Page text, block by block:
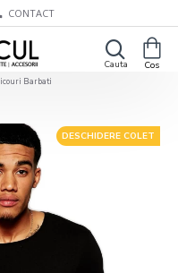
CONTACT
Barbati
DESCHIDERE COLET